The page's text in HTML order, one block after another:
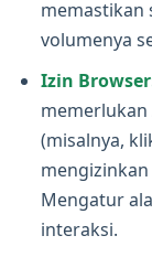
memastikan
volumenya
Izin
(misalnya,
Mengatur
interaksi.